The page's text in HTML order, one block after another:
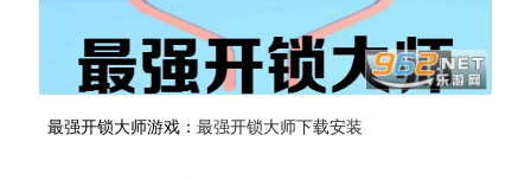
最强开锁大师游戏： 最强开锁大师下载安装